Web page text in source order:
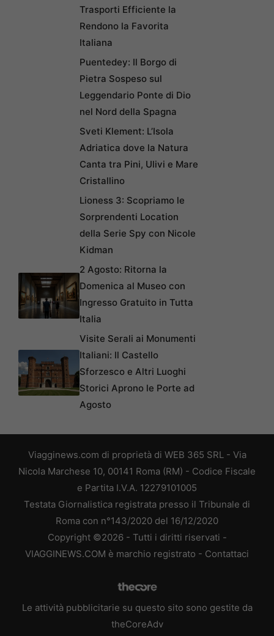
Trasporti Efficiente la
Rendono la Favorita
Italiana
Puentedey: Il Borgo di
Pietra Sospeso sul
Leggendario Ponte di Dio
nel Nord della Spagna
Sveti Klement: L’Isola
Adriatica dove la Natura
Canta tra Pini, Ulivi e Mare
Cristallino
Lioness 3: Scopriamo le
Sorprendenti Location
della Serie Spy con Nicole
Kidman
2 Agosto: Ritorna la
Domenica al Museo con
Ingresso Gratuito in Tutta
Italia
Visite Serali ai Monumenti
Italiani: Il Castello
Sforzesco e Altri Luoghi
Storici Aprono le Porte ad
Agosto
Viagginews.com di proprietà di WEB 365 SRL - Via
Nicola Marchese 10, 00141 Roma (RM) - Codice Fiscale
e Partita I.V.A. 12279101005
Testata Giornalistica registrata presso il Tribunale di
Roma con n°143/2020 del 16/12/2020
Copyright ©2026 - Tutti i diritti riservati -
VIAGGINEWS.COM è marchio registrato - Contattaci
Le attività pubblicitarie su questo sito sono gestite da
theCoreAdv